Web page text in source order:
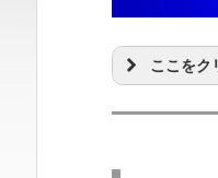
ここをク